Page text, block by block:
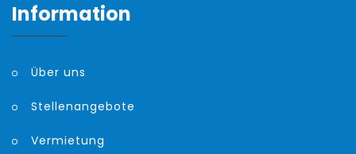
Information
Über uns
Stellenangebote
Vermietung